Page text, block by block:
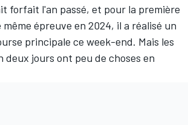
forfait l'an passé, et pour la première
épreuve en 2024, il a réalisé un
principale ce week-end. Mais les
deux jours ont peu de choses en